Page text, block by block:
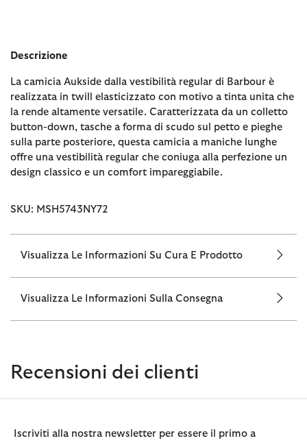
Descrizione
La camicia Aukside dalla vestibilità regular di Barbour è
realizzata in twill elasticizzato con motivo a tinta unita che
la rende altamente versatile. Caratterizzata da un colletto
button-down, tasche a forma di scudo sul petto e pieghe
sulla parte posteriore, questa camicia a maniche lunghe
offre una vestibilità regular che coniuga alla perfezione un
design classico e un comfort impareggiabile.
SKU: MSH5743NY72
Visualizza Le Informazioni Su Cura E Prodotto
Visualizza Le Informazioni Sulla Consegna
Recensioni dei clienti
Iscriviti alla nostra newsletter per essere il primo a